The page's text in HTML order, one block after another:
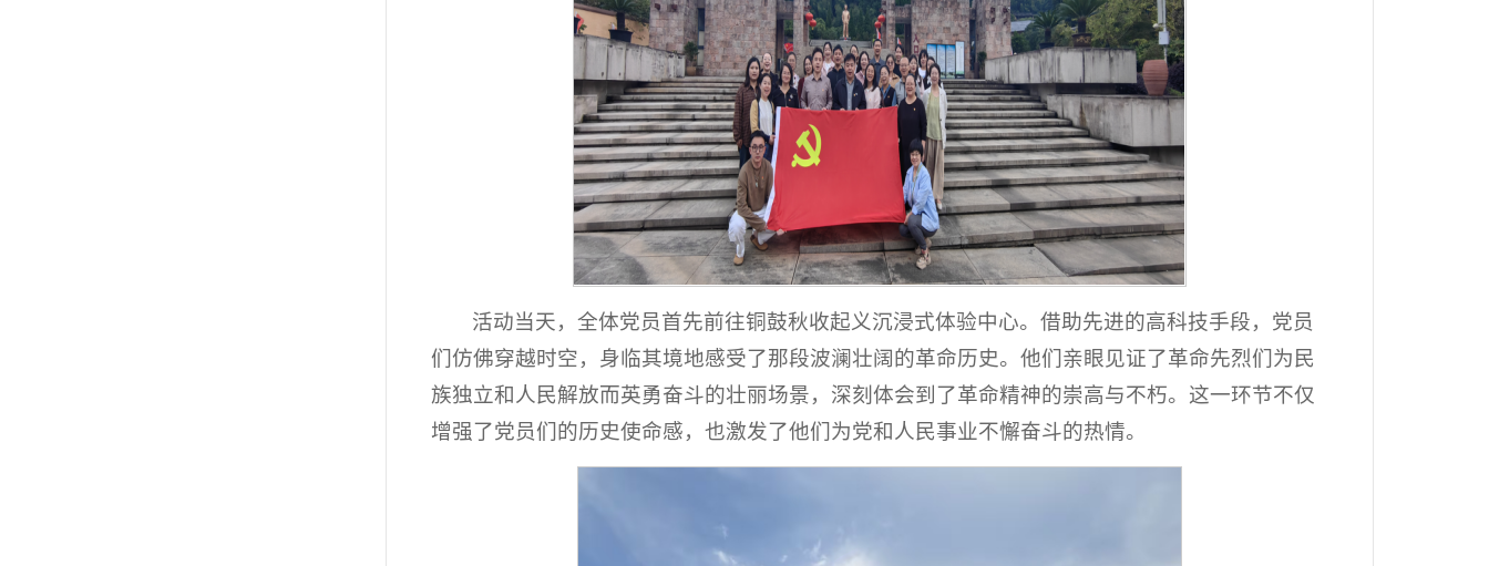
活动当天，全体党员首先前往铜鼓秋收起义沉浸式体验中心。借助先进的高科技手段，党员
们仿佛穿越时空，身临其境地感受了那段波澜壮阔的革命历史。他们亲眼见证了革命先烈们为民
族独立和人民解放而英勇奋斗的壮丽场景，深刻体会到了革命精神的崇高与不朽。这一环节不仅
增强了党员们的历史使命感，也激发了他们为党和人民事业不懈奋斗的热情。